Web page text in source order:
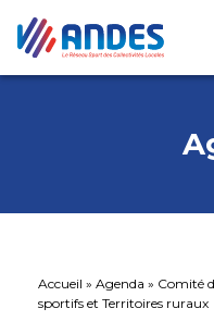
Accueil » Agenda » Comité
sportifs et Territoires ruraux